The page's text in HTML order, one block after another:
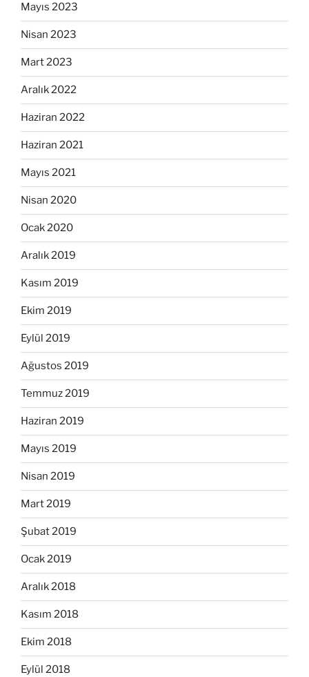
Mayıs 2023
Nisan 2023
Mart 2023
Aralık 2022
Haziran 2022
Haziran 2021
Mayıs 2021
Nisan 2020
Ocak 2020
Aralık 2019
Kasım 2019
Ekim 2019
Eylül 2019
Ağustos 2019
Temmuz 2019
Haziran 2019
Mayıs 2019
Nisan 2019
Mart 2019
Şubat 2019
Ocak 2019
Aralık 2018
Kasım 2018
Ekim 2018
Eylül 2018